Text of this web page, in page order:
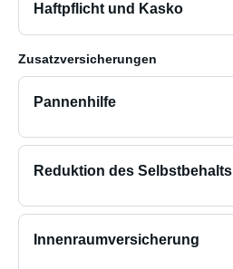
Haftpflicht und Kasko
Zusatzversicherungen
Pannenhilfe
Reduktion des Selbstbehalts
Innenraumversicherung